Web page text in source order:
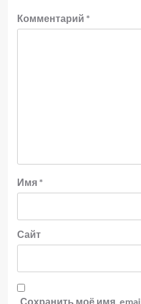
Комментарий *
Имя *
Сайт
Сохранить моё имя,